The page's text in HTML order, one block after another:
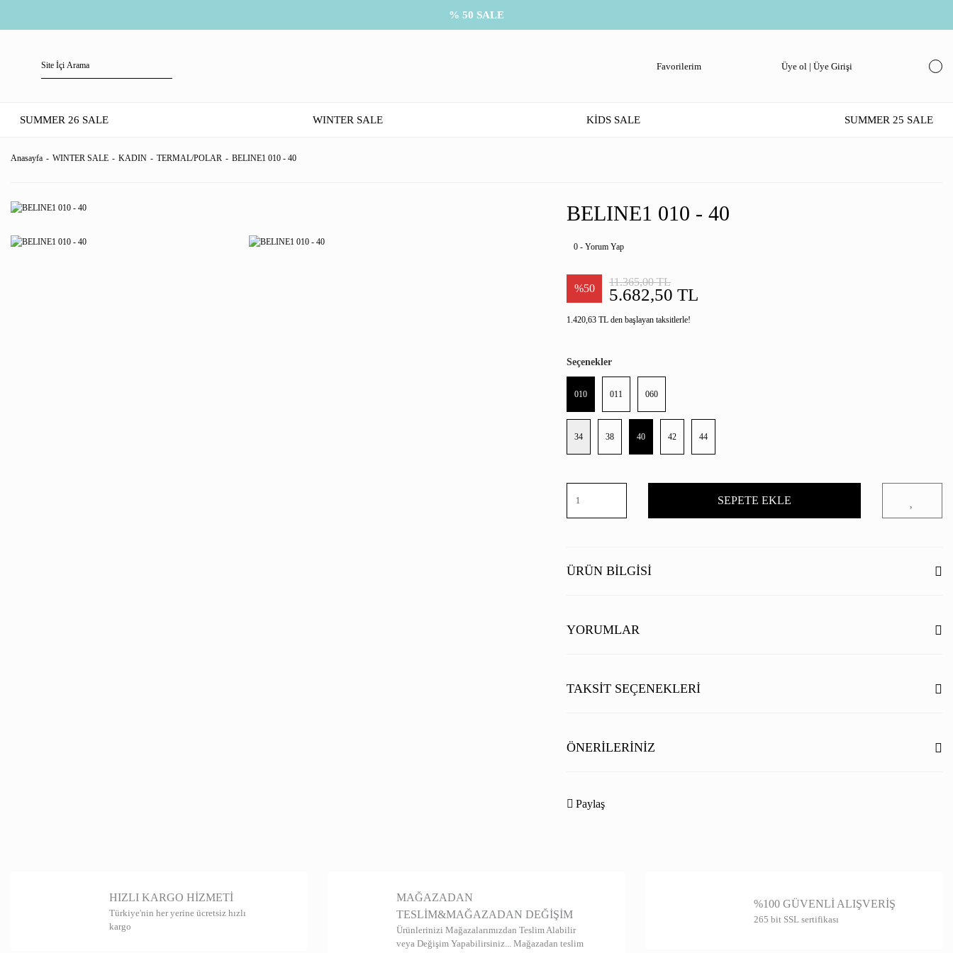
% 50 SALE
Favorilerim Üye ol | Üye Girişi
SUMMER 26 SALE WINTER SALE KİDS SALE SUMMER 25 SALE
Anasayfa WINTER SALE KADIN TERMAL/POLAR BELINE1 010 - 40
BELINE1 010 - 40
0 - Yorum Yap
%50 5.682,50 TL
11.365,00 TL
1.420,63 TL den başlayan taksitlerle!
Seçenekler
010 011 060
34 38 40 42 44
SEPETE EKLE
ÜRÜN BILGISI
YORUMLAR
Bu ürüne ilk yorumu siz yapın!
TAKSIT SEÇENEKLERI
ÖNERILERINIZ
noktaları öneri formunu kullanarak tarafımıza iletebilirsiniz.
Paylaş
HIZLI KARGO HİZMETİ
Türkiye'nin her yerine ücretsiz hızlı
kargo
MAĞAZADAN
TESLİM&MAĞAZADAN DEĞİŞİM
Ürünlerinizi Mağazalarımızdan Teslim Alabilir
veya Değişim Yapabilirsiniz... Mağazadan teslim
%100 GÜVENLİ ALIŞVERİŞ
265 bit SSL sertifikası